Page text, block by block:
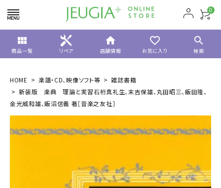
0
view_module
商品一覧 リペア
home
店舗情報
favorite_border
お気に入り
search
検索
HOME 楽譜・CD、映像ソフト等
雑誌書籍
新装版 楽典 理論と実習石桁真礼生、末吉保雄、丸田昭三、飯田隆、
金光威和雄、飯沼信義 著［音楽之友社］